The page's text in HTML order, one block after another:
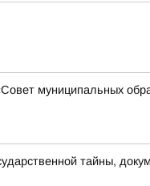
муниципальных
тайны,